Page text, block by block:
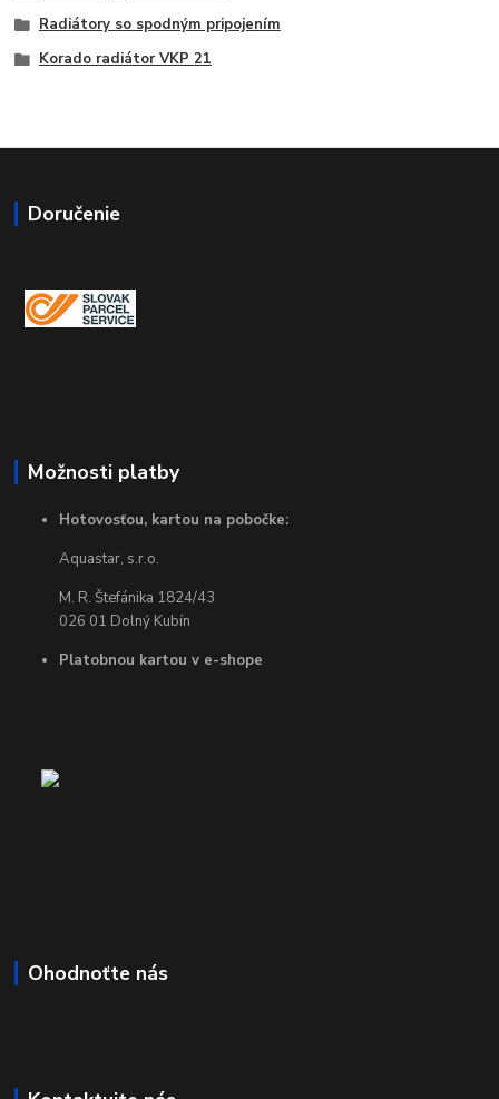
Radiátory so spodným pripojením
Korado radiátor VKP 21
Doručenie
Možnosti platby
Hotovosťou, kartou na pobočke:
Aquastar, s.r.o.
M. R. Štefánika 1824/43
026 01 Dolný Kubín
Platobnou kartou v e-shope
Ohodnoťte nás